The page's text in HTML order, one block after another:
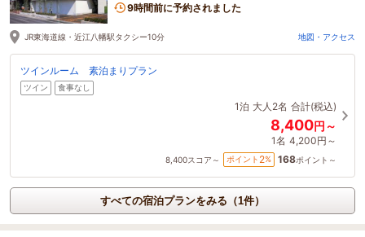
9時間前に予約されました
JR東海道線・近江八幡駅タクシー10分 地図・アクセス
ツインルーム 素泊まりプラン
ツイン 食事なし
1泊 大人2名 合計(税込)
8,400円～
1名 4,200円～
8,400スコア～ ポイント 2% 168ポイント～
すべての宿泊プランをみる（1件）